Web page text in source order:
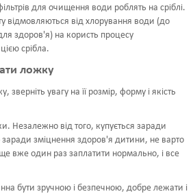
для очищення води роблять на сріблі.
відмовляються від хлорування води (до
здоров'я) на користь процесу
срібла.
ложку
увагу на її розмір, форму і якість
Незалежно від того, купується заради
зміцнення здоров'я дитини, не варто
вже один раз заплатити нормально, і все
бути зручною і безпечною, добре лежати і